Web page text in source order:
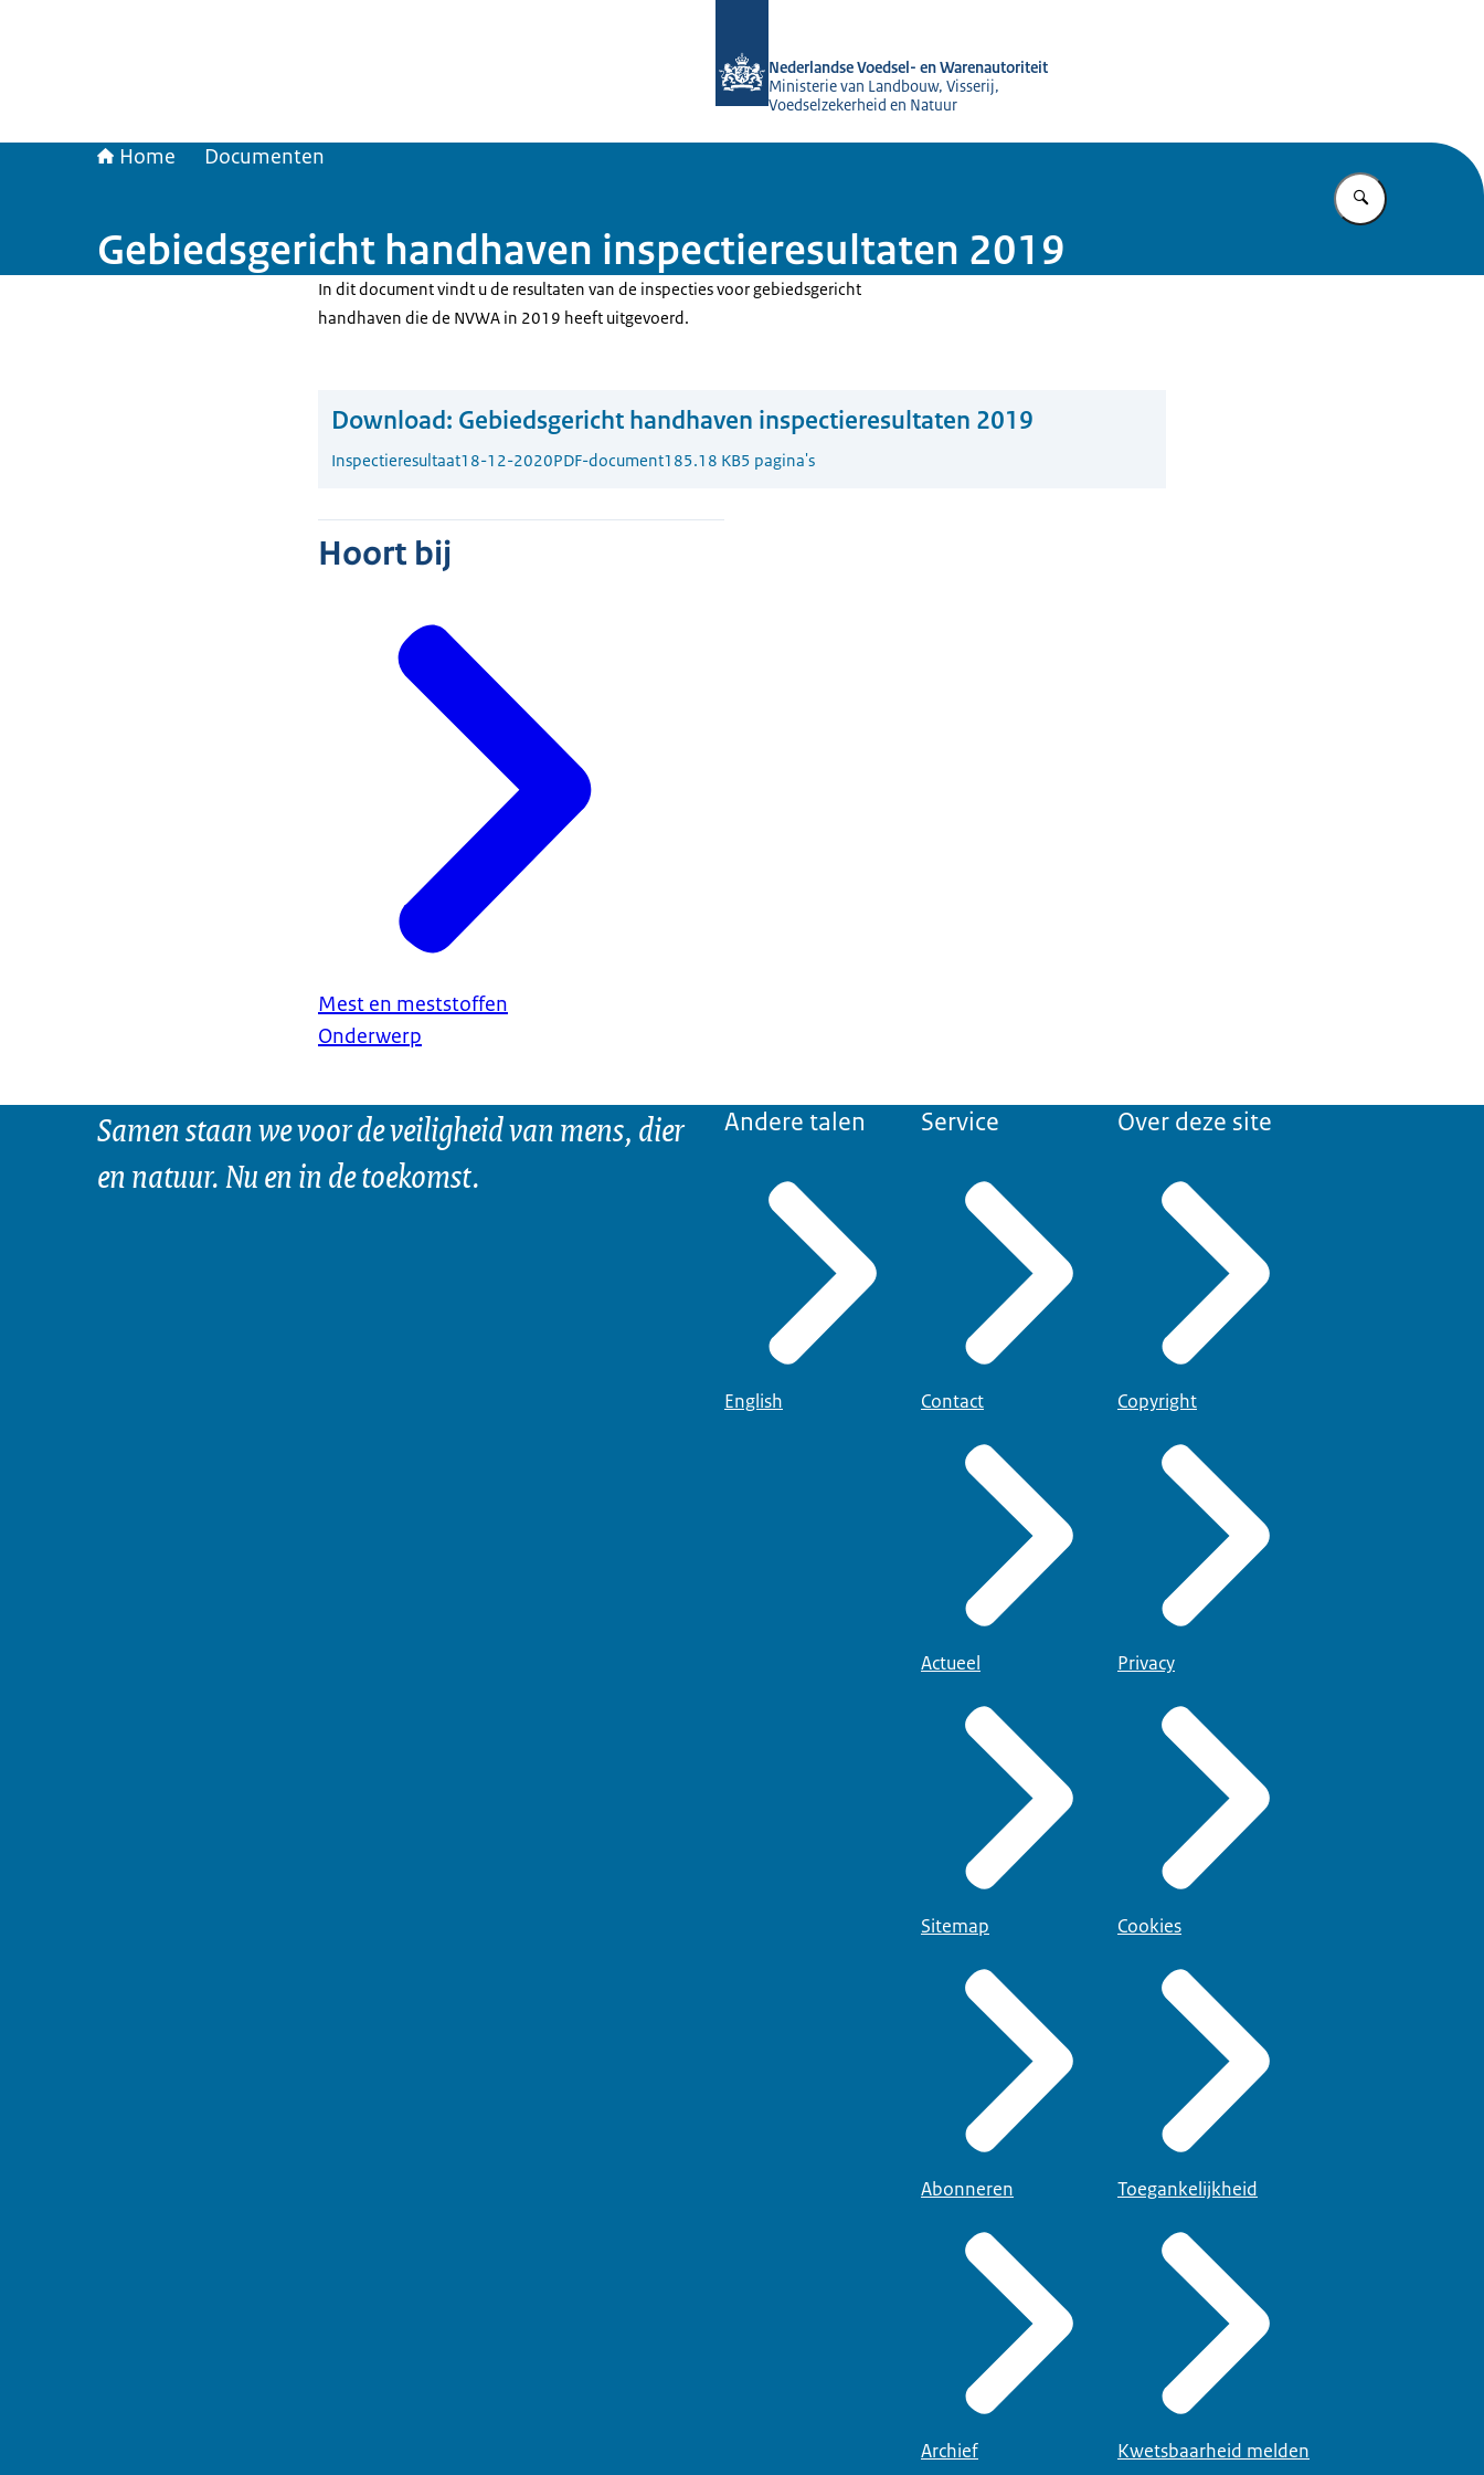
Nederlandse Voedsel- en Warenautoriteit
Ministerie van Landbouw, Visserij,
Voedselzekerheid en Natuur
Home Documenten
Vul in wat u
Gebiedsgericht handhaven inspectieresultaten 2019
In dit document vindt u de resultaten van de inspecties voor gebiedsgericht
handhaven die de NVWA in 2019 heeft uitgevoerd.
Download: Gebiedsgericht handhaven inspectieresultaten 2019
Inspectieresultaat18-12-2020PDF-document185.18 KB5 pagina's
Hoort bij
Mest en meststoffen
Onderwerp
Samen staan we voor de veiligheid van mens, dier
en natuur. Nu en in de toekomst.
Andere talen
English
Service
Contact
Actueel
Sitemap
Abonneren
Archief
Over deze site
Copyright
Privacy
Cookies
Toegankelijkheid
Kwetsbaarheid melden